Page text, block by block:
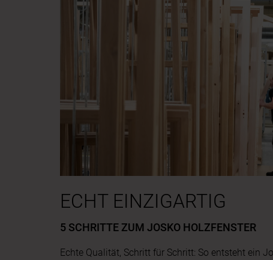
ECHT EINZIGARTIG
5 SCHRITTE ZUM JOSKO HOLZFENSTER
Echte Qualität, Schritt für Schritt: So entsteht ein